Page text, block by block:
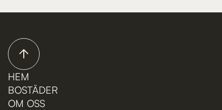
HEM
BOSTÄDER
OM OSS